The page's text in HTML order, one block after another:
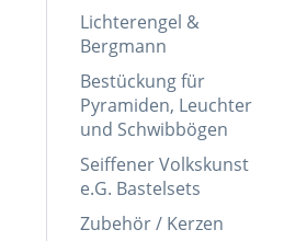
Lichterengel &
Bergmann
Bestückung für
Pyramiden, Leuchter
und Schwibbögen
Seiffener Volkskunst
e.G. Bastelsets
Zubehör / Kerzen